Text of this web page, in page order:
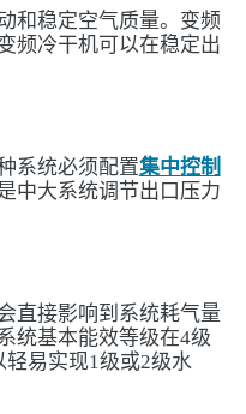
和稳定空气质量。变频
频冷干机可以在稳定出
系统必须配置集中控制
中大系统调节出口压力
直接影响到系统耗气量
统基本能效等级在4级
易实现1级或2级水